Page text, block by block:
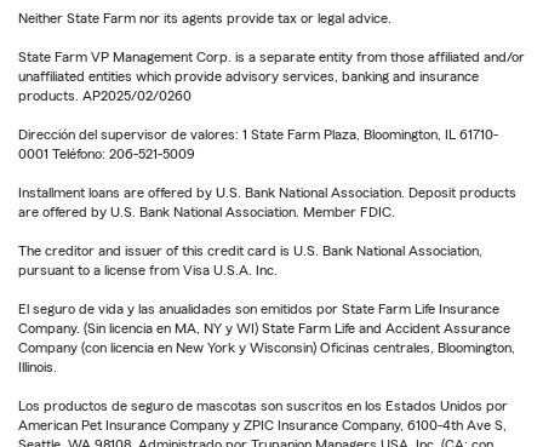
Neither State Farm nor its agents provide tax or legal advice.
State Farm VP Management Corp. is a separate entity from those affiliated and/or
unaffiliated entities which provide advisory services, banking and insurance
products. AP2025/02/0260
Dirección del supervisor de valores: 1 State Farm Plaza, Bloomington, IL 61710-
0001 Teléfono: 206-521-5009
Installment loans are offered by U.S. Bank National Association. Deposit products
are offered by U.S. Bank National Association. Member FDIC.
The creditor and issuer of this credit card is U.S. Bank National Association,
pursuant to a license from Visa U.S.A. Inc.
El seguro de vida y las anualidades son emitidos por State Farm Life Insurance
Company. (Sin licencia en MA, NY y WI) State Farm Life and Accident Assurance
Company (con licencia en New York y Wisconsin) Oficinas centrales, Bloomington,
Illinois.
Los productos de seguro de mascotas son suscritos en los Estados Unidos por
American Pet Insurance Company y ZPIC Insurance Company, 6100-4th Ave S,